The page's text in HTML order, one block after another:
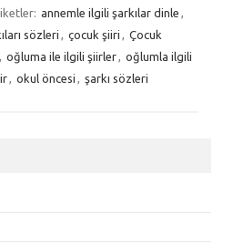
annemle ilgili şarkılar dinle
sözleri çocuk şiiri
Çocuk
oğluma ile ilgili şiirler
oğlumla ilgili
okul öncesi şarkı sözleri